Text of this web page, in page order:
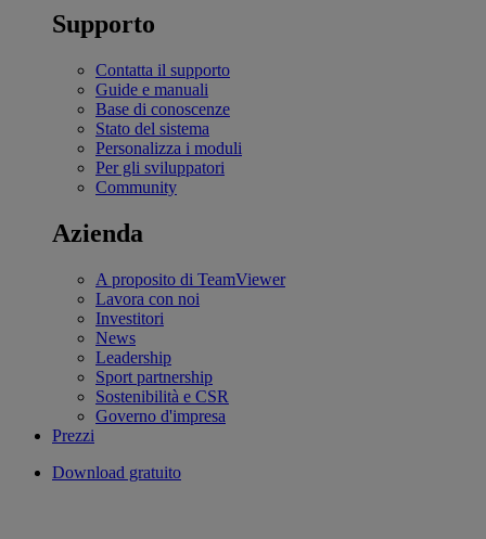
Supporto
Contatta il supporto
Guide e manuali
Base di conoscenze
Stato del sistema
Personalizza i moduli
Per gli sviluppatori
Community
Azienda
A proposito di TeamViewer
Lavora con noi
Investitori
News
Leadership
Sport partnership
Sostenibilità e CSR
Governo d'impresa
Prezzi
Download gratuito